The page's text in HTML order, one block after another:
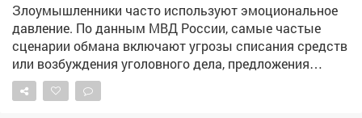
Злоумышленники часто используют эмоциональное
давление. По данным МВД России, самые частые
сценарии обмана включают угрозы списания средств
или возбуждения уголовного дела, предложения
быстрого заработка, сообщения о выигрышах и
просьбы срочно обновить приложение. Знание этих